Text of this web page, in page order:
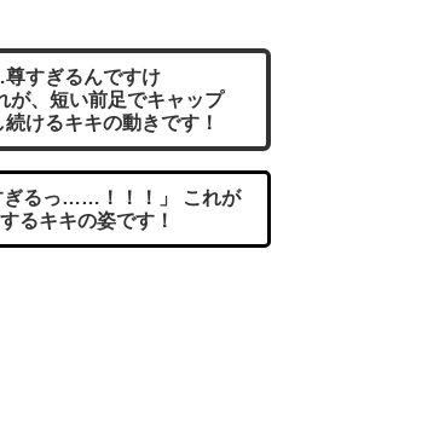
すぎるんですけ
、短い前足でキャップ
けるキキの動きです！
ぎるっ……！！！」 これが
るキキの姿です！